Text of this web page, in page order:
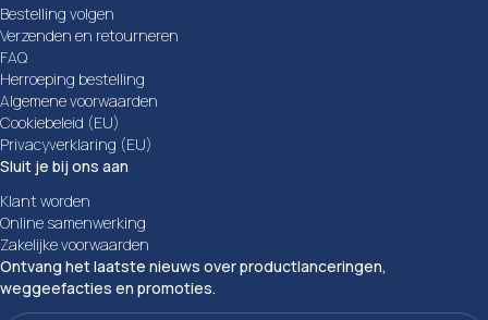
Bestelling volgen
Verzenden en retourneren
FAQ
Herroeping bestelling
Algemene voorwaarden
Cookiebeleid (EU)
Privacyverklaring (EU)
Sluit je bij ons aan
Klant worden
Online samenwerking
Zakelijke voorwaarden
Ontvang het laatste nieuws over productlanceringen,
weggeefacties en promoties.